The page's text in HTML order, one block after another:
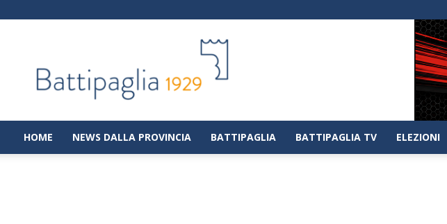
|
Notizie
dalla
città
di
HOME NEWS DALLA PROVINCIA BATTIPAGLIA BATTIPAGLIA TV ELEZIONI